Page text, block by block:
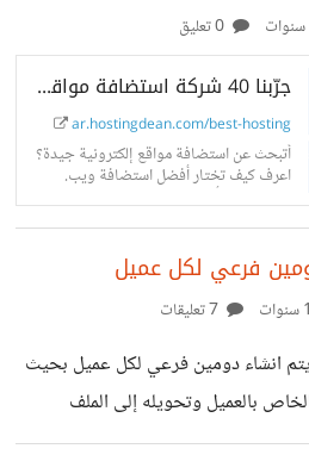
جرّبنا 40 شركة استضافة مواقع.. وهؤلاء أفضل 10 في 2026⭐️
ar.hostingdean.com/best-hosting
أتبحث عن استضافة مواقع إلكترونية جيدة؟
اعرف كيف تختار أفضل استضافة ويب.
وتعرّف على أفضل 10 شركات استضافة
فرعي لكل عميل
انشاء دومين فرعي لكل عميل بحيث
بالعميل وتحويله إلى الملف
الخاص به لو نظرنا إلى الدومين careers.marafiq.com.sa